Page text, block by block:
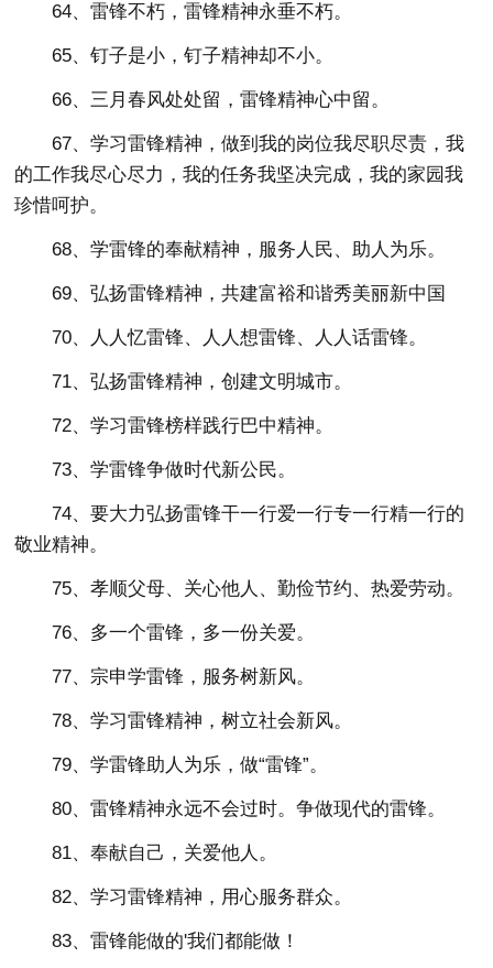
64、雷锋不朽，雷锋精神永垂不朽。
65、钉子是小，钉子精神却不小。
66、三月春风处处留，雷锋精神心中留。
67、学习雷锋精神，做到我的岗位我尽职尽责，我
的工作我尽心尽力，我的任务我坚决完成，我的家园我
珍惜呵护。
68、学雷锋的奉献精神，服务人民、助人为乐。
69、弘扬雷锋精神，共建富裕和谐秀美丽新中国
70、人人忆雷锋、人人想雷锋、人人话雷锋。
71、弘扬雷锋精神，创建文明城市。
72、学习雷锋榜样践行巴中精神。
73、学雷锋争做时代新公民。
74、要大力弘扬雷锋干一行爱一行专一行精一行的
敬业精神。
75、孝顺父母、关心他人、勤俭节约、热爱劳动。
76、多一个雷锋，多一份关爱。
77、宗申学雷锋，服务树新风。
78、学习雷锋精神，树立社会新风。
79、学雷锋助人为乐，做“雷锋”。
80、雷锋精神永远不会过时。争做现代的雷锋。
81、奉献自己，关爱他人。
82、学习雷锋精神，用心服务群众。
83、雷锋能做的'我们都能做！